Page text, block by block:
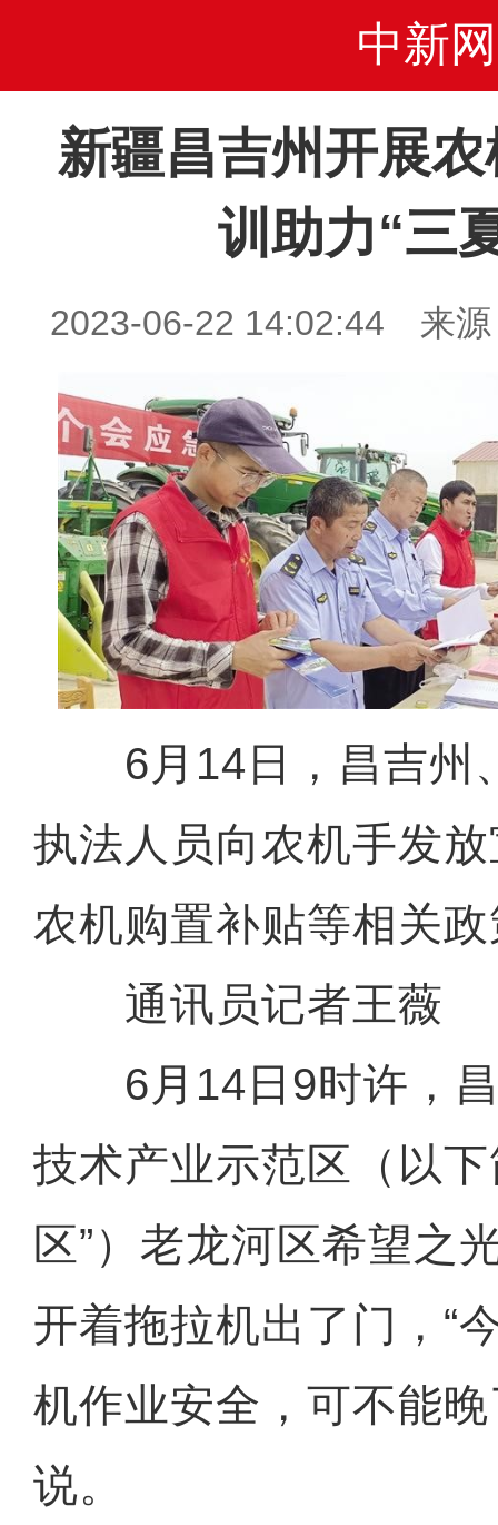
中新网
新疆昌吉州开展
训助力“三
2023-06-22 14:02:44 来源
6月14日，昌吉州
执法人员向农机手发
农机购置补贴等相关
通讯员记者王薇
6月14日9时许，昌
技术产业示范区（以
区”）老龙河区希望之
开着拖拉机出了门，“
机作业安全，可不能
说。